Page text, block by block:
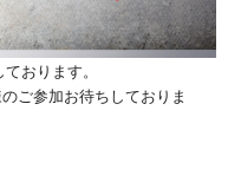
ております。
ご参加お待ちしておりま